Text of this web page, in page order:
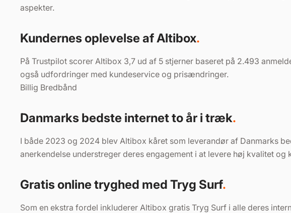
aspekter.​
Kundernes oplevelse af Altibox
På Trustpilot scorer Altibox 3,7 ud af 5 stjerner baseret på 2.493
også udfordringer med kundeservice og prisændringer. ​
Billig Bredbånd
Danmarks bedste internet to år i træk
I både 2023 og 2024 blev Altibox kåret som leverandør af Danmarks
anerkendelse understreger deres engagement i at levere høj kvalitet og
Gratis online tryghed med Tryg Surf
Som en ekstra fordel inkluderer Altibox gratis Tryg Surf i alle deres